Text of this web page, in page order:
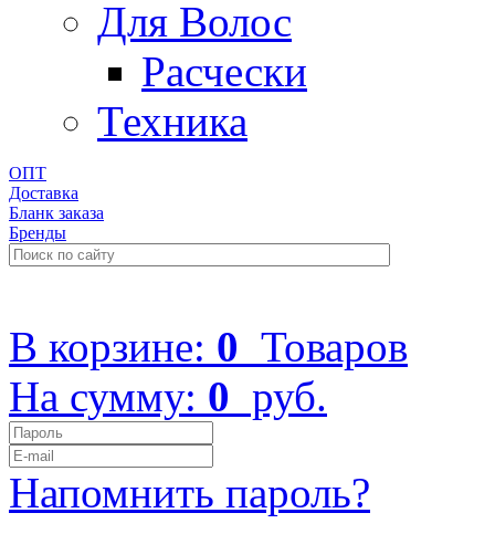
Для Волос
Расчески
Техника
ОПТ
Доставка
Бланк заказа
Бренды
В корзине: 0 Товаров
На сумму: 0 руб.
Напомнить пароль?